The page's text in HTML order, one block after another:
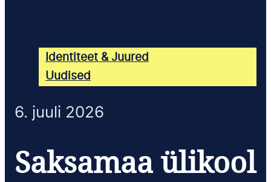
Identiteet & Juured
Uudised
6. juuli 2026
Saksamaa ülikool